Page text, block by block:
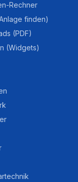
Rechner
finden)
(PDF)
(Widgets)